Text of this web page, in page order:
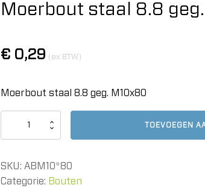
Moerbout staal 8.8
€ 0,29 (ex BTW)
Moerbout staal 8.8 geg. M10x80
Moerbout
M10x80
aantal
TOEVOEGEN
SKU: ABM10*80
Categorie: Bouten